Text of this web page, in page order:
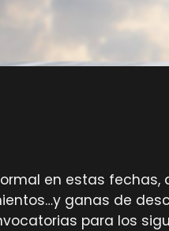
en estas
ganas de
para los